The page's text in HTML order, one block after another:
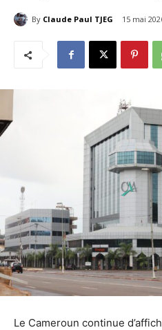
By Claude Paul TJEG 15 mai
Le Cameroun continue